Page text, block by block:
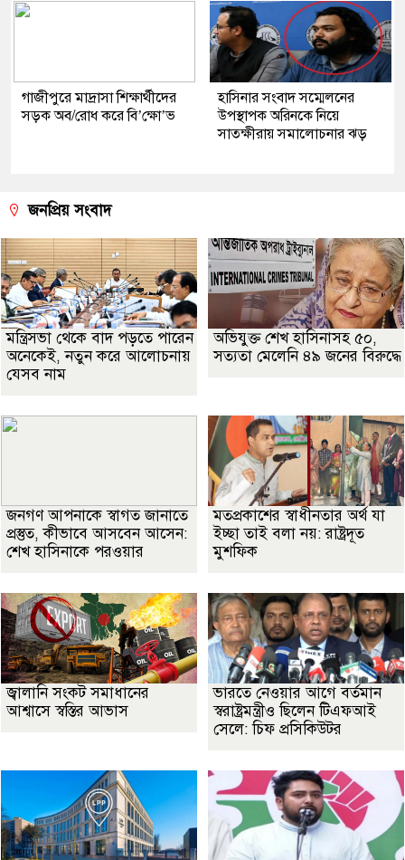
গাজীপুরে মাদ্রাসা শিক্ষার্থীদের
সড়ক অব/রোধ করে বি’ক্ষো’ভ
হাসিনার সংবাদ সম্মেলনের
উপস্থাপক অরিনকে নিয়ে
সাতক্ষীরায় সমালোচনার ঝড়
জনপ্রিয় সংবাদ
মন্ত্রিসভা থেকে বাদ পড়তে পারেন
অনেকেই, নতুন করে আলোচনায়
যেসব নাম
অভিযুক্ত শেখ হাসিনাসহ ৫০,
সত্যতা মেলেনি ৪৯ জনের বিরুদ্ধে
জনগণ আপনাকে স্বাগত জানাতে
প্রস্তুত, কীভাবে আসবেন আসেন:
শেখ হাসিনাকে পরওয়ার
মতপ্রকাশের স্বাধীনতার অর্থ যা
ইচ্ছা তাই বলা নয়: রাষ্ট্রদূত
মুশফিক
জ্বালানি সংকট সমাধানের
আশ্বাসে স্বস্তির আভাস
ভারতে নেওয়ার আগে বর্তমান
স্বরাষ্ট্রমন্ত্রীও ছিলেন টিএফআই
সেলে: চিফ প্রসিকিউটর